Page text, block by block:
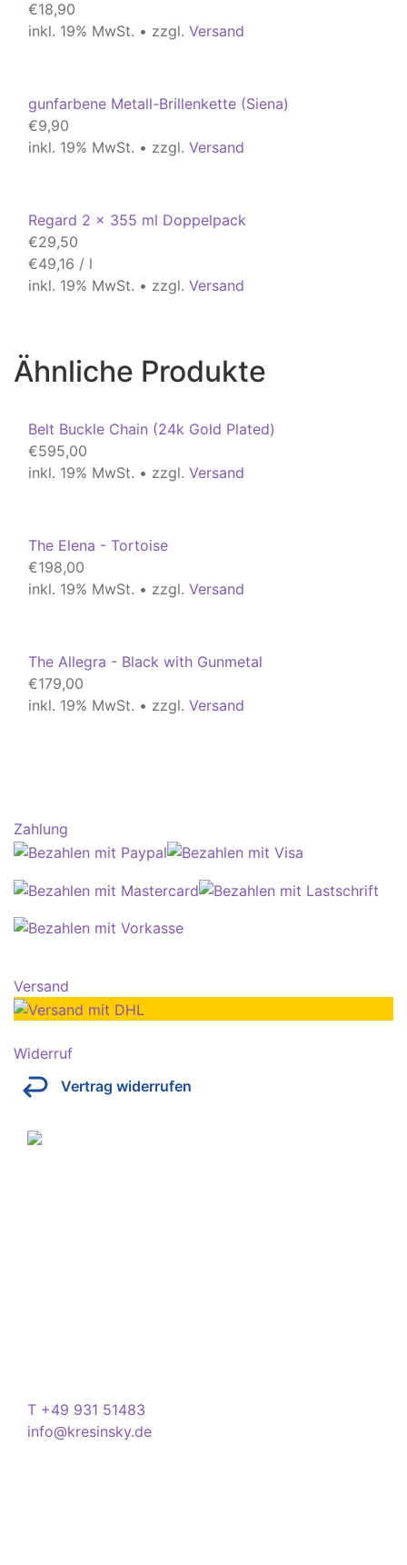
€18,90
inkl. 19% MwSt. • zzgl. Versand
gunfarbene Metall-Brillenkette (Siena)
€9,90
inkl. 19% MwSt. • zzgl. Versand
Regard 2 x 355 ml Doppelpack
€29,50
€49,16 / l
inkl. 19% MwSt. • zzgl. Versand
Ähnliche Produkte
Belt Buckle Chain (24k Gold Plated)
€595,00
inkl. 19% MwSt. • zzgl. Versand
The Elena - Tortoise
€198,00
inkl. 19% MwSt. • zzgl. Versand
The Allegra - Black with Gunmetal
€179,00
inkl. 19% MwSt. • zzgl. Versand
Zahlung
Versand
Widerruf
Vertrag widerrufen
T +49 931 51483
info@kresinsky.de